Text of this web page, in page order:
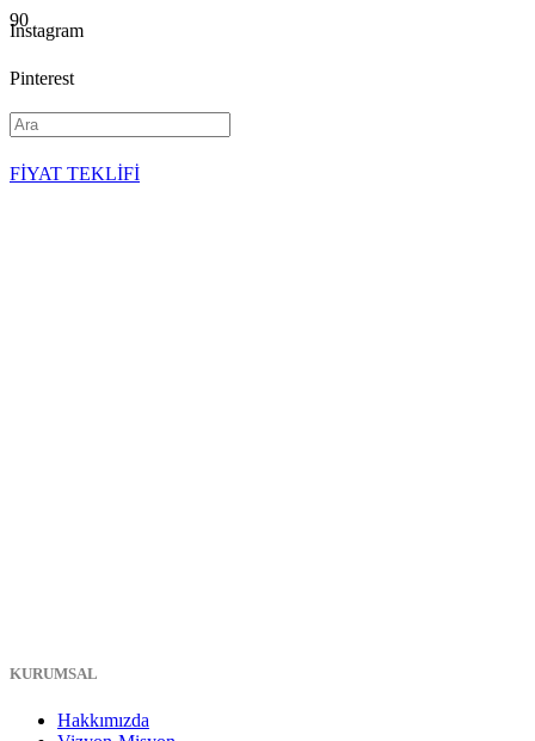
Instagram
Pinterest
YouTube
FİYAT TEKLİFİ
KURUMSAL
Hakkımızda